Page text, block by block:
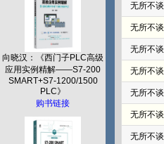
向晓汉：《西门子PLC高级
应用实例精解——S7-200
SMART+S7-1200/1500
PLC》
购书链接
无所不谈
无所不谈
无所不谈
无所不谈
无所不谈
无所不谈
无所不谈